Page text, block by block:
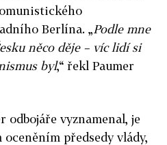
Berlína. „Podle mne
něco děje – víc lidí si
byl,“ řekl Paumer
vyznamenal, je
předsedy vlády,